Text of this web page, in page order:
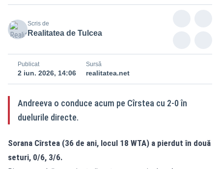
Scris de
Realitatea de Tulcea
Publicat
2 iun. 2026, 14:06
Sursă
realitatea.net
Andreeva o conduce acum pe Cîrstea cu 2-0 în
duelurile directe.
Sorana Cîrstea (36 de ani, locul 18 WTA) a pierdut în două
seturi, 0/6, 3/6.